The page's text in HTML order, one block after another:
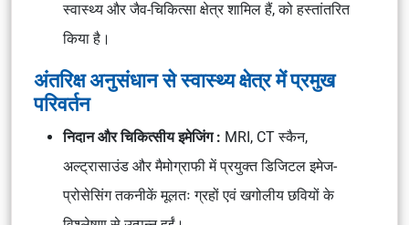
स्वास्थ्य और जैव-चिकित्सा क्षेत्र शामिल हैं, को हस्तांतरित
किया है।
अंतरिक्ष अनुसंधान से स्वास्थ्य क्षेत्र में प्रमुख
परिवर्तन
निदान और चिकित्सीय इमेजिंग : MRI, CT स्कैन,
अल्ट्रासाउंड और मैमोग्राफीमें प्रयुक्त डिजिटल इमेज-
प्रोसेसिंग तकनीकें मूलतःग्रहों एवं खगोलीय छवियोंके